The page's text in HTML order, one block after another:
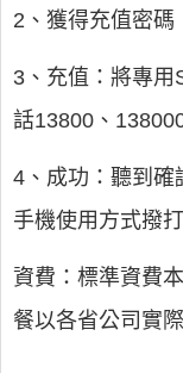
2、獲得充值密碼
3、充值：將專
話13800、
4、成功：聽到確
手機使用方式撥
資費：標準資費
餐以各省公司實